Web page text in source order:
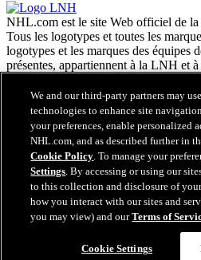
NHL.com est le site Web officiel de
Tous les logotypes et toutes les
logotypes et les marques des équipes
présentes, appartiennent à la LNH et
Enterprises, L.P. © LNH 2026. Tous
chandails d'équipe de la LNH
joueurs de la LNH et leurs numéros
de la LNH et de l'AJLNH. Le mot
configuration de la surfaceuse
commerce déposées de Frank J.
Zamboni & Co., Inc. 2026. Tous
déposée ou tout droit d'auteur d'une
leurs auteurs respectifs. Tous droits
We and our third-party partners may
technologies to enhance site
your preferences, enable personalized
NHL.com, and as described further in
Cookie Policy. To manage your
Settings. By accessing or using our
to this collection and disclosure of
how you interact with our sites and
you may view) and ourTerms of
Cookie Settings